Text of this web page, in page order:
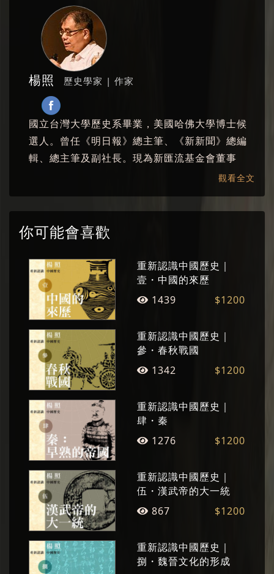
淵遠流轉；透過學習歷史，汲取經驗的精華，釀
出一壺芬芳生命的美酒。
楊照 歷史學家 | 作家
國立台灣大學歷史系畢業，美國哈佛大學博士候
選人。曾任《明日報》總主筆、《新新聞》總編
輯、總主筆及副社長。現為新匯流基金會董事
長。已出版數十部文學創作及文化評論著作。擅
故事，洋溢人文精神，並流露其文學情懷。
觀看全文
你可能會喜歡
重新認識中國歷史｜
壹・中國的來歷
1439
$1200
重新認識中國歷史｜
參・春秋戰國
1342
$1200
重新認識中國歷史｜
肆・秦
1276
$1200
重新認識中國歷史｜
伍・漢武帝的大一統
867
$1200
重新認識中國歷史｜
捌・魏晉文化的形成